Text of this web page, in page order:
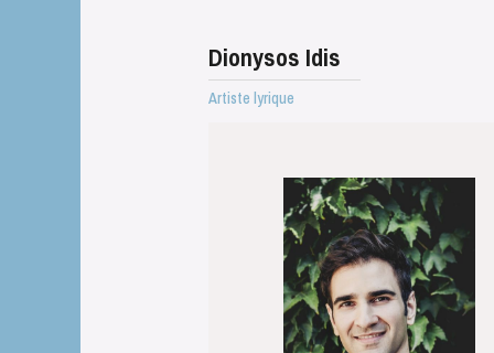
Dionysos Idis
Artiste lyrique